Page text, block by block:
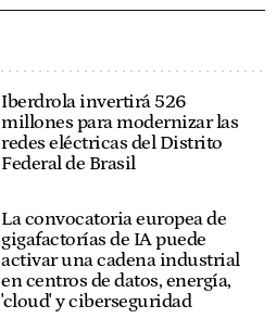
Iberdrola invertirá 526
millones para modernizar las
redes eléctricas del Distrito
Federal de Brasil
La convocatoria europea de
gigafactorías de IA puede
activar una cadena industrial
en centros de datos, energía,
'cloud' y ciberseguridad